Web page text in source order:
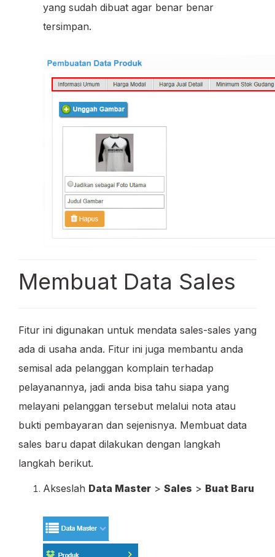
yang sudah dibuat agar benar benar
tersimpan.
Membuat Data Sales
Fitur ini digunakan untuk mendata sales-sales yang
ada di usaha anda. Fitur ini juga membantu anda
semisal ada pelanggan komplain terhadap
pelayanannya, jadi anda bisa tahu siapa yang
melayani pelanggan tersebut melalui nota atau
bukti pembayaran dan sejenisnya. Membuat data
sales baru dapat dilakukan dengan langkah
langkah berikut.
Akseslah Data Master > Sales > Buat Baru